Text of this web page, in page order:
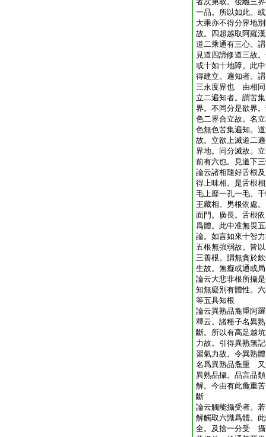
一品。所以如此。
大乘亦不得分界地
故。四超越取阿羅
道二乘通有三心。
見道四諦修道三故
或十如十地障。此
得建立。遍知者。
三永度界也 由相同
立二遍知者。謂苦
界。不同分是欲界
色二界合立故。名
色無色苦集遍知。
故。立欲上滅道二
界地。同分滅故。
前有六也。見道下
論云諸相隨好舌根
得上味相。是舌根
毛上靡一孔一毛。
王藏相。男根依處
面門。廣長。舌根
爲體。此中准無畏
論。如言如來十智
五根無強弱故。皆
三善根。謂無貪於
生故。無癡或通或
論云大悲非根所攝
知無癡別有體性。
等五具知根
論云異熟品麁重阿
釋云。諸種子名異
斷。所以有高足越
力故。引得異熟無
習氣力故。令異熟
名爲異熟品麁重 又
異熟品攝。品言品
解。今由有此麁重
斷
論云觸能攝受者。
解觸取六識爲體。
全。及捨一分受 攝